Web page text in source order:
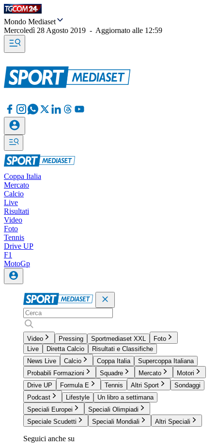
Mondo Mediaset
Mercoledì 28 Agosto 2019 - Aggiornato alle 12:59
Coppa Italia
Mercato
Calcio
Live
Risultati
Video
Foto
Tennis
Drive UP
F1
MotoGp
Video Pressing Sportmediaset XXL
Foto
Live
Diretta Calcio
Risultati e Classifiche
News Live
Calcio Coppa Italia
Supercoppa Italiana
Probabili Formazioni
Squadre Mercato
Motori
Drive UP
Formula E Tennis Altri Sport
Sondaggi
Podcast
Lifestyle
Un libro a settimana
Speciali Europei
Speciali Olimpiadi
Speciale Scudetti
Speciali Mondiali Altri Speciali
Seguici anche su